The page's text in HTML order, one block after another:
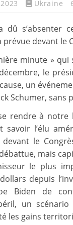
Ukraine
dû s’absenter
devant le
minute »
le
un
Schumer, sans
rendre à
l’élu
le
mais
le plus
depuis
Biden de
un
les gains